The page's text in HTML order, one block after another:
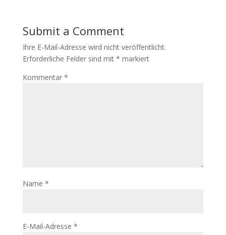
Submit a Comment
Ihre E-Mail-Adresse wird nicht veröffentlicht.
Erforderliche Felder sind mit * markiert
Kommentar *
Name *
E-Mail-Adresse *